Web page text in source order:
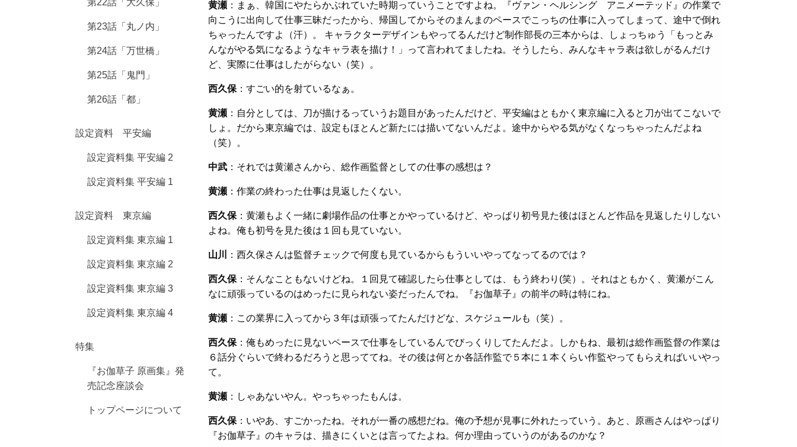
第23話「丸ノ内」
第24話「万世橋」
第25話「鬼門」
第26話「都」
設定資料 平安編
設定資料集 平安編 2
設定資料集 平安編 1
設定資料 東京編
設定資料集 東京編 1
設定資料集 東京編 2
設定資料集 東京編 3
設定資料集 東京編 4
特集
『お伽草子 原画集』発
売記念座談会
トップページについて
黄瀬 ：まぁ、韓国にやたらかぶれていた時期っていうことですよね。『ヴァン・ヘルシング アニメーテッド』の作業で
向こうに出向して仕事三昧だったから、帰国してからそのまんまのペースでこっちの仕事に入ってしまって、途中で倒れ
ちゃったんですよ（汗）。 キャラクターデザインもやってるんだけど制作部長の三本からは、しょっちゅう「もっとみ
んながやる気になるようなキャラ表を描け！」って言われてましたね。そうしたら、みんなキャラ表は欲しがるんだけ
ど、実際に仕事はしたがらない（笑）。
西久保 ：すごい的を射ているなぁ。
黄瀬 ：自分としては、刀が描けるっていうお題目があったんだけど、平安編はともかく東京編に入ると刀が出てこないで
しょ。だから東京編では、設定もほとんど新たには描いてないんだよ。途中からやる気がなくなっちゃったんだよね
（笑）。
中武 ：それでは黄瀬さんから、総作画監督としての仕事の感想は？
黄瀬 ：作業の終わった仕事は見返したくない。
西久保 ：黄瀬もよく一緒に劇場作品の仕事とかやっているけど、やっぱり初号見た後はほとんど作品を見返したりしない
よね。俺も初号を見た後は１回も見ていない。
山川 ：西久保さんは監督チェックで何度も見ているからもういいやってなってるのでは？
西久保 ：そんなこともないけどね。１回見て確認したら仕事としては、もう終わり(笑）。それはともかく、黄瀬がこん
なに頑張っているのはめったに見られない姿だったんでね。『お伽草子』の前半の時は特にね。
黄瀬 ：この業界に入ってから３年は頑張ってたんだけどな、スケジュールも（笑）。
西久保 ：俺もめったに見ないペースで仕事をしているんでびっくりしてたんだよ。しかもね、最初は総作画監督の作業は
６話分ぐらいで終わるだろうと思っててね。その後は何とか各話作監で５本に１本くらい作監やってもらえればいいやっ
て。
黄瀬 ：しゃあないやん。やっちゃったもんは。
西久保 ：いやあ、すごかったね。それが一番の感想だね。俺の予想が見事に外れたっていう。あと、原画さんはやっぱり
『お伽草子』のキャラは、描きにくいとは言ってたよね。何か理由っていうのがあるのかな？